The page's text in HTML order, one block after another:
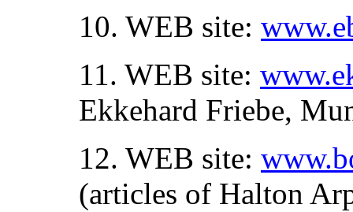
10. WEB site:
11. WEB site:
Ekkehard Friebe,
12. WEB site:
(articles of Halton